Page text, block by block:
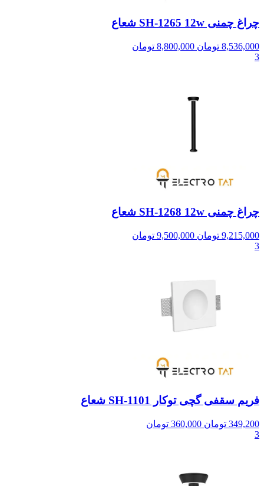
چراغ چمنی SH-1265 12w شعاع
8,536,000 تومان 8,800,000 تومان
3
چراغ چمنی SH-1268 12w شعاع
9,215,000 تومان 9,500,000 تومان
3
فریم سقفی گچی توکار SH-1101 شعاع
349,200 تومان 360,000 تومان
3